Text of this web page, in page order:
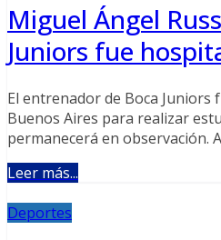
Miguel Ángel
Juniors fue
El entrenador de Boca Juniors
Buenos Aires para realizar
permanecerá en observación.
Leer más...
Deportes